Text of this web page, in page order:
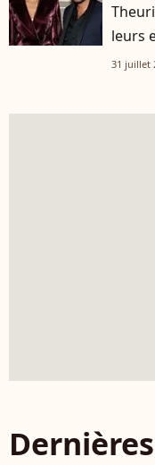
leurs
31 juillet